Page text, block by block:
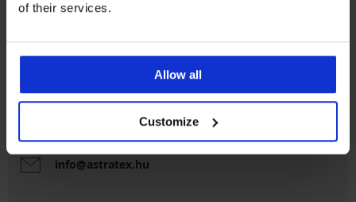
of their services.
Allow all
Customize
Ügyfélszolgálat
06 1 765 4767
info@astratex.hu